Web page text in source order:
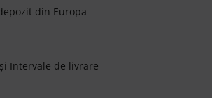
din Europa
Intervale de livrare